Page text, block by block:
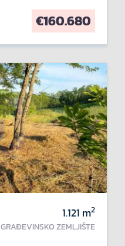
€160.680
1.121 m2
GRAĐEVINSKO ZEMLJIŠTE